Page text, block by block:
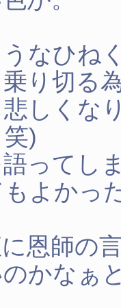
なひね
り切る
しくな
)
ってし
よかっ
恩師の
かなぁ